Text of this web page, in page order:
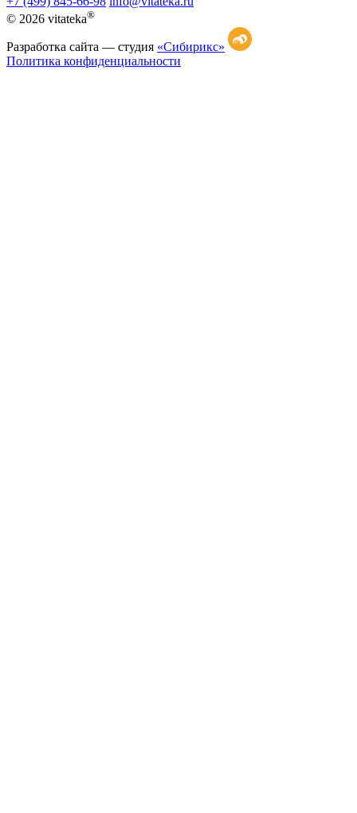
© 2026 vitateka®
Разработка сайта — студия «Сибирикс»
Политика конфиденциальности